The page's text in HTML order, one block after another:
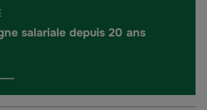
salariale depuis 20 ans